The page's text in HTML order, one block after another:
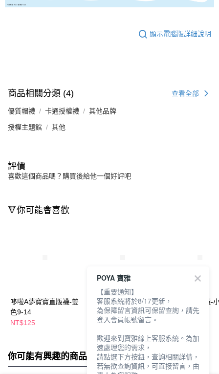
顯示電腦版詳細說明
商品相關分類 (4) 查看全部
優質帽襪 卡通授權襪 其他品牌
授權主題館 其他
評價
喜歡這個商品嗎？購買後給他一個好評吧
🔻你可能會喜歡
哆啦A夢寶寶直版襪-雙
色9-14
NT$125
哆啦A夢直版襪-哆啦A
夢13-18
NT$125
哆啦A夢直版襪-
23-25
你可能有興趣的商品 全站排行
POYA 寶雅
【重要通知】
客服系統將於8/17更新，
為保障留言資訊可保留查詢，請先
登入會員帳號留言。
歡迎來到寶雅線上客服系統。為加
速處理您的需求，
請點選下方按鈕，查詢相關詳情，
若無欲查詢資訊，可直接留言，由